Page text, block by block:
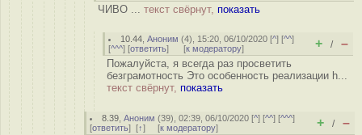
ЧИВО ... текст свёрнут, показать
10.44 ,Аноним (4), 15:20, 06/10/2020 [^] [^^]
[^^^] [ответить] [к модератору] + / –
Пожалуйста, я всегда раз просветить
безграмотность Это особенность реализации h...
текст свёрнут, показать
8.39 ,Аноним (39), 02:39, 06/10/2020 [^] [^^] [^^^]
[ответить] [↑] [к модератору] + / –